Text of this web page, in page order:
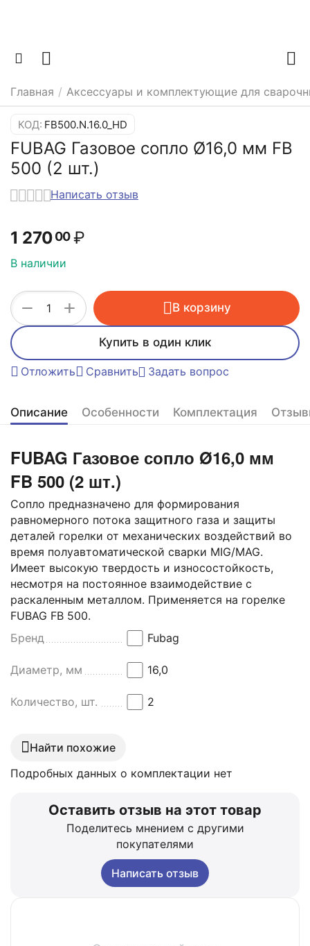
Главная / Аксессуары и комплектующие для
КОД: FB500.N.16.0_HD
FUBAG Газовое сопло Ø16,0 мм FB
500 (2 шт.)
Написать отзыв
1 27000 ₽
В наличии
+
− В корзину
Купить в один клик
Отложить Сравнить Задать вопрос
Описание Особенности Комплектация
FUBAG Газовое сопло Ø16,0 мм
FB 500 (2 шт.)
Сопло предназначено для формирования
равномерного потока защитного газа и защиты
деталей горелки от механических воздействий во
время полуавтоматической сварки MIG/MAG.
Имеет высокую твердость и износостойкость,
несмотря на постоянное взаимодействие с
раскаленным металлом. Применяется на горелке
FUBAG FB 500.
Бренд
Fubag
Диаметр, мм 16,0
Количество, шт. 2
Найти похожие
Подробных данных о комплектации нет
Оставить отзыв на этот товар
Поделитесь мнением с другими
покупателями
Написать отзыв